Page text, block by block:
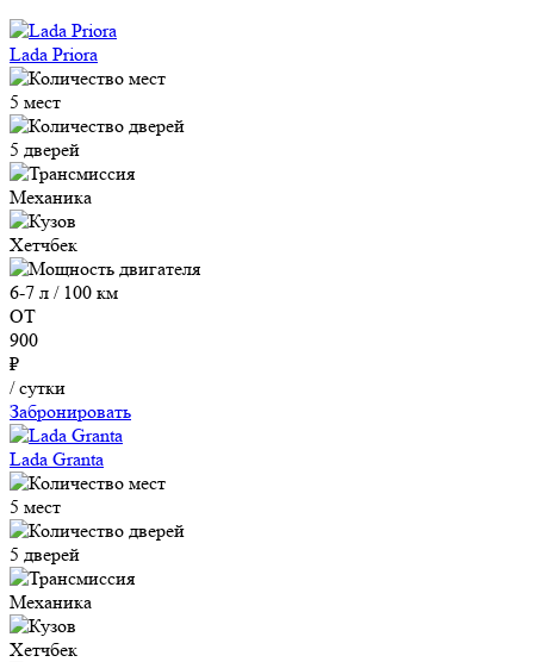
Lada Priora
5 мест
5 дверей
Механика
Хетчбек
6-7 л / 100 км
ОТ
900
₽
/ сутки
Забронировать
Lada Granta
5 мест
5 дверей
Механика
Хетчбек